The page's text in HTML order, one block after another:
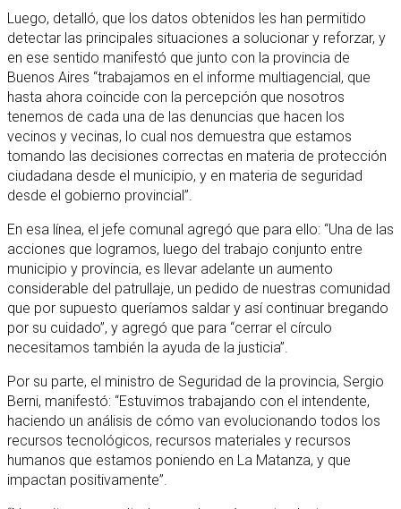
Luego, detalló, que los datos obtenidos les han permitido
detectar las principales situaciones a solucionar y reforzar, y
en ese sentido manifestó que junto con la provincia de
Buenos Aires “trabajamos en el informe multiagencial, que
hasta ahora coincide con la percepción que nosotros
tenemos de cada una de las denuncias que hacen los
vecinos y vecinas, lo cual nos demuestra que estamos
tomando las decisiones correctas en materia de protección
ciudadana desde el municipio, y en materia de seguridad
desde el gobierno provincial”.
En esa línea, el jefe comunal agregó que para ello: “Una de las
acciones que logramos, luego del trabajo conjunto entre
municipio y provincia, es llevar adelante un aumento
considerable del patrullaje, un pedido de nuestras comunidad
que por supuesto queríamos saldar y así continuar bregando
por su cuidado”, y agregó que para “cerrar el círculo
necesitamos también la ayuda de la justicia”.
Por su parte, el ministro de Seguridad de la provincia, Sergio
Berni, manifestó: “Estuvimos trabajando con el intendente,
haciendo un análisis de cómo van evolucionando todos los
recursos tecnológicos, recursos materiales y recursos
humanos que estamos poniendo en La Matanza, y que
impactan positivamente”.